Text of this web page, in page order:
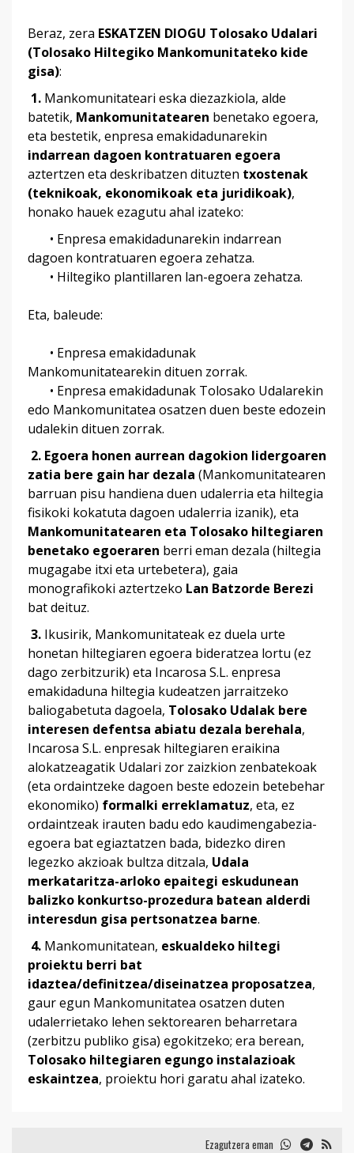
Beraz, zera ESKATZEN DIOGU Tolosako Udalari
(Tolosako Hiltegiko Mankomunitateko kide
gisa):
1. Mankomunitateari eska diezazkiola, alde
batetik, Mankomunitatearen benetako egoera,
eta bestetik, enpresa emakidadunarekin
indarrean dagoen kontratuaren egoera
aztertzen eta deskribatzen dituzten txostenak
(teknikoak, ekonomikoak eta juridikoak),
honako hauek ezagutu ahal izateko:
• Enpresa emakidadunarekin indarrean
dagoen kontratuaren egoera zehatza.
• Hiltegiko plantillaren lan-egoera zehatza.
Eta, baleude:
• Enpresa emakidadunak
Mankomunitatearekin dituen zorrak.
• Enpresa emakidadunak Tolosako Udalarekin
edo Mankomunitatea osatzen duen beste edozein
udalekin dituen zorrak.
2. Egoera honen aurrean dagokion lidergoaren
zatia bere gain har dezala (Mankomunitatearen
barruan pisu handiena duen udalerria eta hiltegia
fisikoki kokatuta dagoen udalerria izanik), eta
Mankomunitatearen eta Tolosako hiltegiaren
benetako egoeraren berri eman dezala (hiltegia
mugagabe itxi eta urtebetera), gaia
monografikoki aztertzeko Lan Batzorde Berezi
bat deituz.
3. Ikusirik, Mankomunitateak ez duela urte
honetan hiltegiaren egoera bideratzea lortu (ez
dago zerbitzurik) eta Incarosa S.L. enpresa
emakidaduna hiltegia kudeatzen jarraitzeko
baliogabetuta dagoela, Tolosako Udalak bere
interesen defentsa abiatu dezala berehala,
Incarosa S.L. enpresak hiltegiaren eraikina
alokatzeagatik Udalari zor zaizkion zenbatekoak
(eta ordaintzeke dagoen beste edozein betebehar
ekonomiko) formalki erreklamatuz, eta, ez
ordaintzeak irauten badu edo kaudimengabezia-
egoera bat egiaztatzen bada, bidezko diren
legezko akzioak bultza ditzala, Udala
merkataritza-arloko epaitegi eskudunean
balizko konkurtso-prozedura batean alderdi
interesdun gisa pertsonatzea barne.
4. Mankomunitatean, eskualdeko hiltegi
proiektu berri bat
idaztea/definitzea/diseinatzea proposatzea,
gaur egun Mankomunitatea osatzen duten
udalerrietako lehen sektorearen beharretara
(zerbitzu publiko gisa) egokitzeko; era berean,
Tolosako hiltegiaren egungo instalazioak
eskaintzea, proiektu hori garatu ahal izateko.
Ezagutzera eman